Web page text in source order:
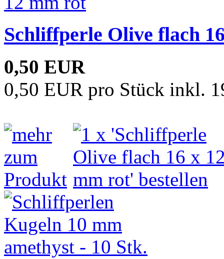
Schliffperle Olive flach
0,50 EUR
0,50 EUR pro Stück inkl.